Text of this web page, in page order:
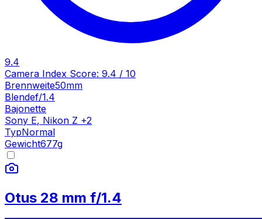
9.4
Camera Index Score: 9.4 / 10
Brennweite50mm
Blendef/1.4
Bajonette
Sony E, Nikon Z +2
TypNormal
Gewicht677g
Otus 28 mm f/1.4